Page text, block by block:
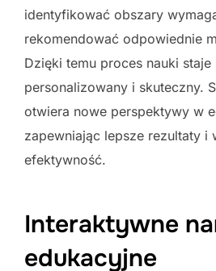
identyfikować obszary
rekomendować odpowiednie
Dzięki temu proces nauki staje
personalizowany i skuteczny.
otwiera nowe perspektywy w
zapewniając lepsze rezultaty i
efektywność.
Interaktywne
edukacyjne